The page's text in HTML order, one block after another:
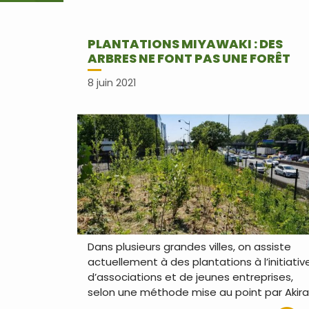
PLANTATIONS MIYAWAKI : DES
ARBRES NE FONT PAS UNE FORÊT
8 juin 2021
Dans plusieurs grandes villes, on assiste
actuellement à des plantations à
d’associations et de jeunes entreprises,
selon une méthode mise au point par Akira